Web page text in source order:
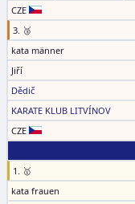
CZE
3. 🥉
kata männer
Jiří
Dědič
KARATE KLUB LITVÍNOV
CZE
1. 🥇
kata frauen